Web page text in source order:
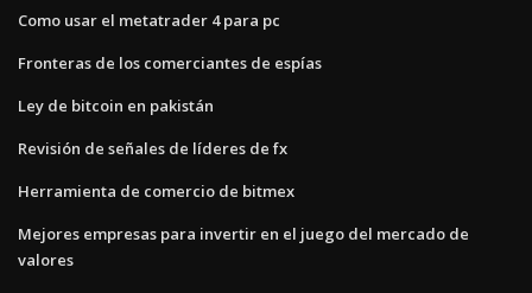
Como usar el metatrader 4 para pc
Fronteras de los comerciantes de espías
Ley de bitcoin en pakistán
Revisión de señales de líderes de fx
Herramienta de comercio de bitmex
Mejores empresas para invertir en el juego del mercado de
valores